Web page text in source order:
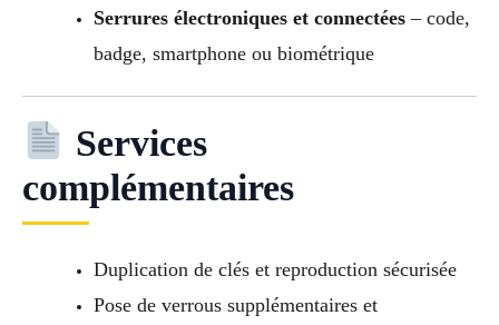
Serrures électroniques et connectées– code,
badge, smartphone ou biométrique
Services
complémentaires
Duplication de clés et reproduction sécurisée
Pose de verrous supplémentaires et